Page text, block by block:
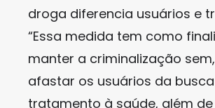
droga diferencia usuários e
“Essa medida tem como
manter a criminalização
afastar os usuários da
tratamento à saúde, além